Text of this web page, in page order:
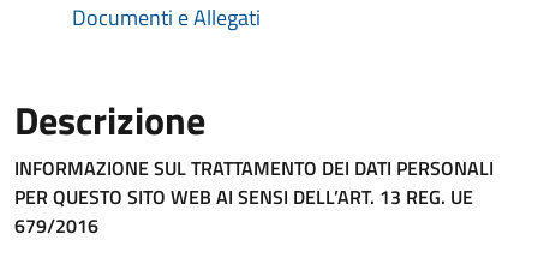
Documenti e Allegati
Descrizione
INFORMAZIONE SUL TRATTAMENTO DEI DATI PERSONALI
PER QUESTO SITO WEB AI SENSI DELL’ART. 13 REG. UE
679/2016